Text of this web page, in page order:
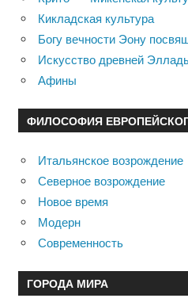
Кикладская культура
Богу вечности Эону
Искусство древней
Афины
ФИЛОСОФИЯ
Итальянское возрождение
Северное возрождение
Новое время
Модерн
Современность
ГОРОДА МИРА